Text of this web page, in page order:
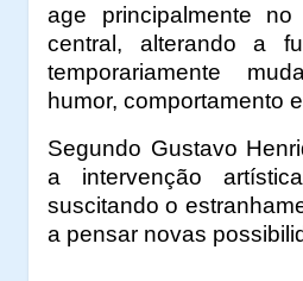
age principalmente no
central, alterando a
temporariamente
humor, comportamento
Segundo Gustavo
a intervenção
suscitando o
a pensar novas